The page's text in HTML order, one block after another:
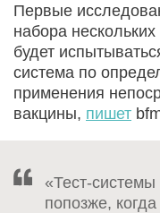
Первые
набора
будет
система по
применения
вакцины, пишет
«Тест-
попозже,